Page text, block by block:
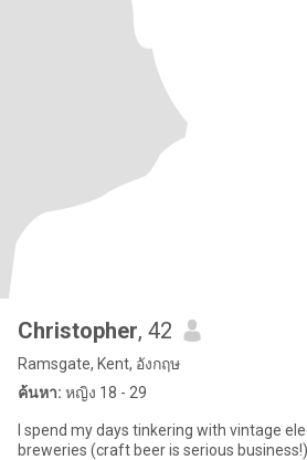
Christopher, 42
Ramsgate, Kent, อังกฤษ
ค้นหา: หญิง 18 - 29
I spend my days tinkering with vintage
breweries (craft beer is serious